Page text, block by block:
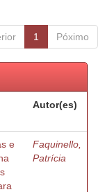
1 Póximo
Autor(es)
e
Faquinello,
Patrícia